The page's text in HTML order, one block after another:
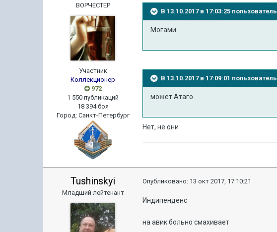
ВОРЧЕСТЕР
Участник
Коллекционер
972
1 550 публикаций
18 394 боя
Город: Санкт-Петербург
В 13.10.2017 в 17:03:25 пользователь
Могами
В 13.10.2017 в 17:09:01 пользователь
может Атаго
Нет, не они
Tushinskyi
Младший лейтенант
Опубликовано: 13 окт 2017, 17:10:21
Индипенденс
на авик больно смахивает